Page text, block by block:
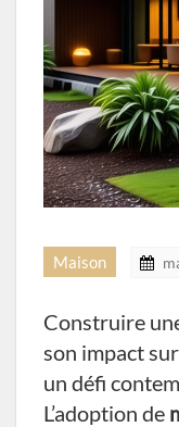
Maison
Construire
son impact
un défi
L’adoption de